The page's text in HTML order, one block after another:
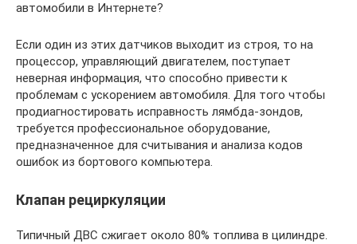
автомобили в Интернете?
Если один из этих датчиков выходит из строя, то на
процессор, управляющий двигателем, поступает
неверная информация, что способно привести к
проблемам с ускорением автомобиля. Для того чтобы
продиагностировать исправность лямбда-зондов,
требуется профессиональное оборудование,
предназначенное для считывания и анализа кодов
ошибок из бортового компьютера.
Клапан рециркуляции
Типичный ДВС сжигает около 80% топлива в цилиндре.